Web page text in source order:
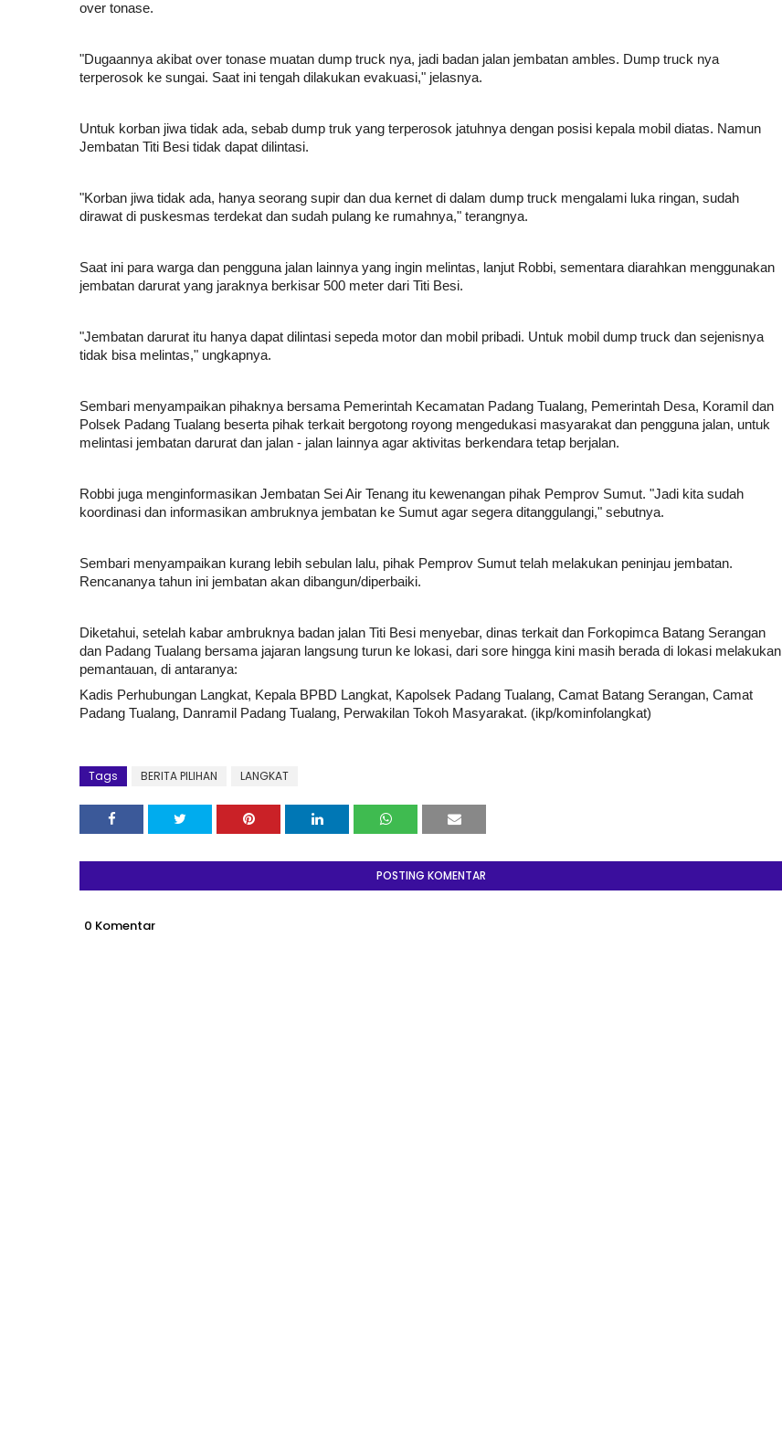
over tonase.
"Dugaannya akibat over tonase muatan dump truck nya, jadi badan jalan jembatan ambles. Dump truck nya
terperosok ke sungai. Saat ini tengah dilakukan evakuasi," jelasnya.
Untuk korban jiwa tidak ada, sebab dump truk yang terperosok jatuhnya dengan posisi kepala mobil diatas. Namun
Jembatan Titi Besi tidak dapat dilintasi.
"Korban jiwa tidak ada, hanya seorang supir dan dua kernet di dalam dump truck mengalami luka ringan, sudah
dirawat di puskesmas terdekat dan sudah pulang ke rumahnya," terangnya.
Saat ini para warga dan pengguna jalan lainnya yang ingin melintas, lanjut Robbi, sementara diarahkan menggunakan
jembatan darurat yang jaraknya berkisar 500 meter dari Titi Besi.
"Jembatan darurat itu hanya dapat dilintasi sepeda motor dan mobil pribadi. Untuk mobil dump truck dan sejenisnya
tidak bisa melintas," ungkapnya.
Sembari menyampaikan pihaknya bersama Pemerintah Kecamatan Padang Tualang, Pemerintah Desa, Koramil dan
Polsek Padang Tualang beserta pihak terkait bergotong royong mengedukasi masyarakat dan pengguna jalan, untuk
melintasi jembatan darurat dan jalan - jalan lainnya agar aktivitas berkendara tetap berjalan.
Robbi juga menginformasikan Jembatan Sei Air Tenang itu kewenangan pihak Pemprov Sumut. "Jadi kita sudah
koordinasi dan informasikan ambruknya jembatan ke Sumut agar segera ditanggulangi," sebutnya.
Sembari menyampaikan kurang lebih sebulan lalu, pihak Pemprov Sumut telah melakukan peninjau jembatan.
Rencananya tahun ini jembatan akan dibangun/diperbaiki.
Diketahui, setelah kabar ambruknya badan jalan Titi Besi menyebar, dinas terkait dan Forkopimca Batang Serangan
dan Padang Tualang bersama jajaran langsung turun ke lokasi, dari sore hingga kini masih berada di lokasi melakukan
pemantauan, di antaranya:
Kadis Perhubungan Langkat, Kepala BPBD Langkat, Kapolsek Padang Tualang, Camat Batang Serangan, Camat
Padang Tualang, Danramil Padang Tualang, Perwakilan Tokoh Masyarakat. (ikp/kominfolangkat)
Tags BERITA PILIHAN LANGKAT
POSTING KOMENTAR
0 Komentar